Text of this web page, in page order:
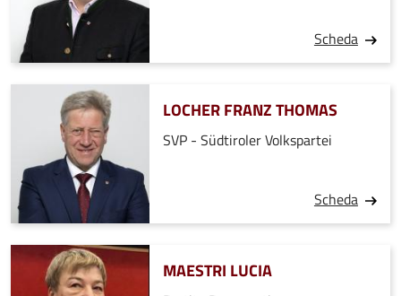
Scheda
LOCHER FRANZ THOMAS
SVP - Südtiroler Volkspartei
Scheda
MAESTRI LUCIA